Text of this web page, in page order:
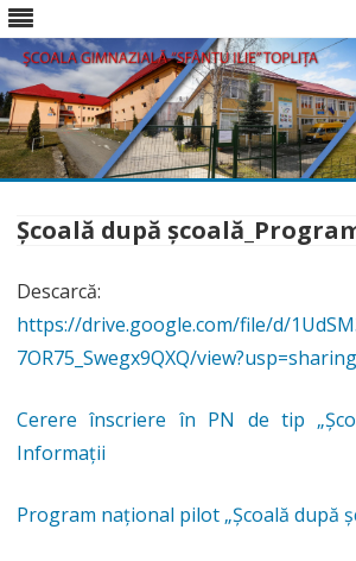
Skip
content
Școală după
Descarcă:
https://drive.google.com/file/d/
7OR75_Swegx9QXQ/view?usp=sharing
Cerere înscriere în PN de tip
Informații
Program național pilot „Școală după